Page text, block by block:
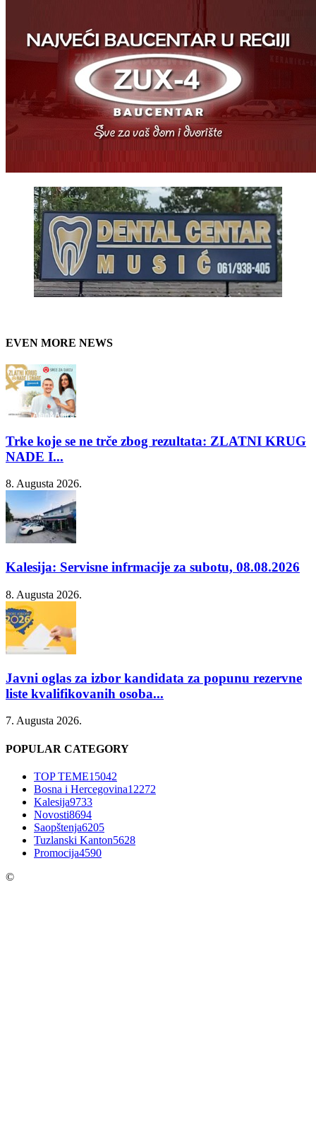
EVEN MORE NEWS
Trke koje se ne trče zbog rezultata: ZLATNI KRUG
NADE I...
8. Augusta 2026.
Kalesija: Servisne infrmacije za subotu, 08.08.2026
8. Augusta 2026.
Javni oglas za izbor kandidata za popunu rezervne
liste kvalifikovanih osoba...
7. Augusta 2026.
POPULAR CATEGORY
TOP TEME15042
Bosna i Hercegovina12272
Kalesija9733
Novosti8694
Saopštenja6205
Tuzlanski Kanton5628
Promocija4590
©